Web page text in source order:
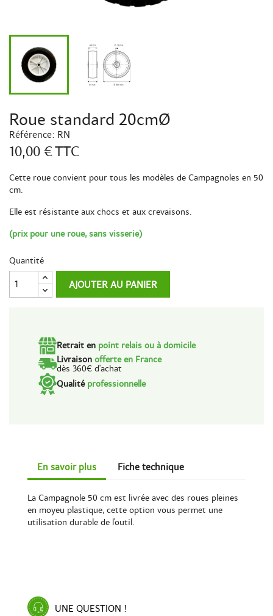
Roue standard 20cmØ
Référence: RN
10,00 €TTC
Cette roue convient pour tous les modèles de Campagnoles en 50
cm.
Elle est résistante aux chocs et aux crevaisons.
(prix pour une roue, sans visserie)
Quantité
AJOUTER AU PANIER
Retrait en point relais ou à domicile
Livraison offerte en France
dès 360€ d'achat
Qualité professionnelle
En savoir plus Fiche technique
La Campagnole 50 cm est livrée avec des roues pleines
en moyeu plastique, cette option vous permet une
utilisation durable de l'outil.
UNE QUESTION !